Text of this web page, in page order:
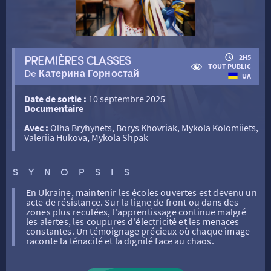
RETOUR
FILMS
SÉANCES SPÉCIALES
THÉ CINÉ
RÉTRO VISION
RETOUR
ATELIERS PRATIQUES
RETOUR
LA SÉLECTION DES AMIS DU CINÉMA & LES FILMS
LES DISPOSITIFS NATIONAUX
RETOUR
HISTORIQUE
RETOUR
TARIFS
NOS SALLES
PREMIÈRES CLASSES
De Катерина Горностай
2H5
TOUT PUBLIC
UA
Date de sortie : 10 septembre 2025
Documentaire
Avec : Olha Bryhynets, Borys Khovriak, Mykola Kolomiiets,
Valeriia Hukova, Mykola Shpak
SYNOPSIS
En Ukraine, maintenir les écoles ouvertes est devenu un
acte de résistance. Sur la ligne de front ou dans des
zones plus reculées, l'apprentissage continue malgré
les alertes, les coupures d'électricité et les menaces
constantes. Un témoignage précieux où chaque image
raconte la ténacité et la dignité face au chaos.